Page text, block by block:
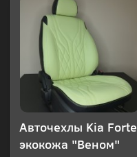
Авточехлы Kia Forte
экокожа "Веном"